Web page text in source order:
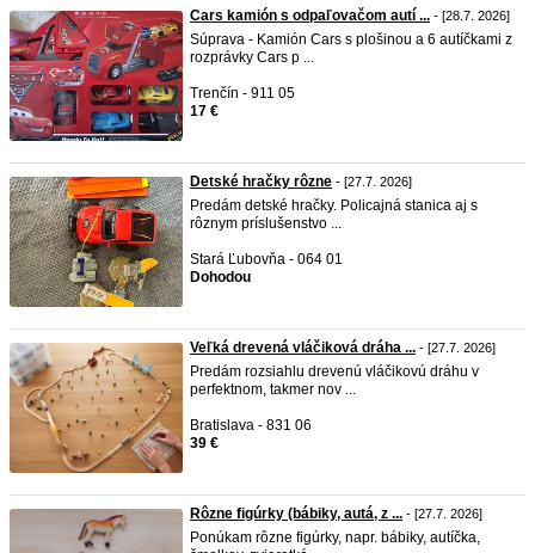
Cars kamión s odpaľovačom autí ... - [28.7. 2026]
Súprava - Kamión Cars s plošinou a 6 autíčkami z
rozprávky Cars p ...
Trenčín - 911 05
17 €
Detské hračky rôzne - [27.7. 2026]
Predám detské hračky. Policajná stanica aj s
rôznym príslušenstvo ...
Stará Ľubovňa - 064 01
Dohodou
Veľká drevená vláčiková dráha ... - [27.7. 2026]
Predám rozsiahlu drevenú vláčikovú dráhu v
perfektnom, takmer nov ...
Bratislava - 831 06
39 €
Rôzne figúrky (bábiky, autá, z ... - [27.7. 2026]
Ponúkam rôzne figúrky, napr. bábiky, autíčka,